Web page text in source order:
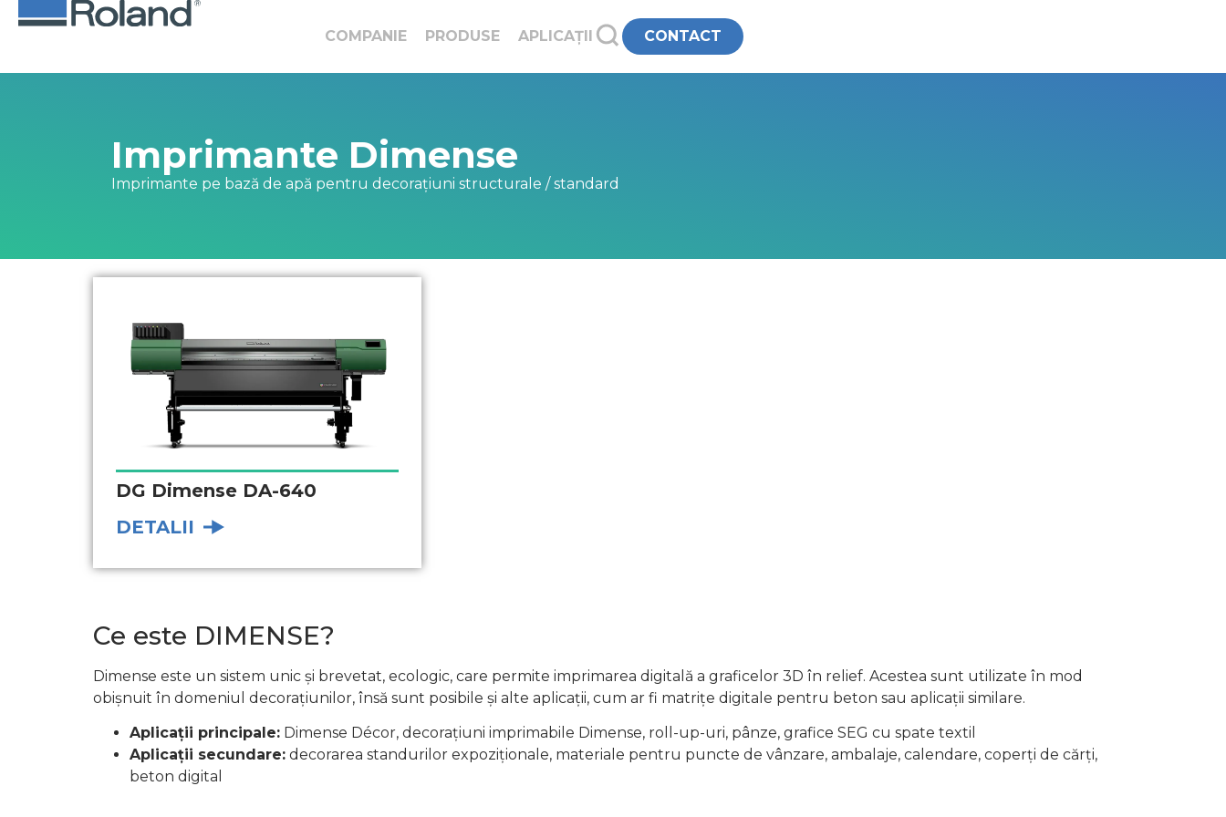
COMPANIE PRODUSE APLICAȚII CONTACT
Imprimante Dimense
Imprimante pe bază de apă pentru decorațiuni structurale / standard
DG Dimense DA-640
DETALII
Ce este DIMENSE?
Dimense este un sistem unic și brevetat, ecologic, care permite imprimarea digitală a graficelor 3D în relief. Acestea sunt utilizate în mod
obișnuit în domeniul decorațiunilor, însă sunt posibile și alte aplicații, cum ar fi matrițe digitale pentru beton sau aplicații similare.
Aplicații principale: Dimense Décor, decorațiuni imprimabile Dimense, roll-up-uri, pânze, grafice SEG cu spate textil
Aplicații secundare: decorarea standurilor expoziționale, materiale pentru puncte de vânzare, ambalaje, calendare, coperți de cărți,
beton digital